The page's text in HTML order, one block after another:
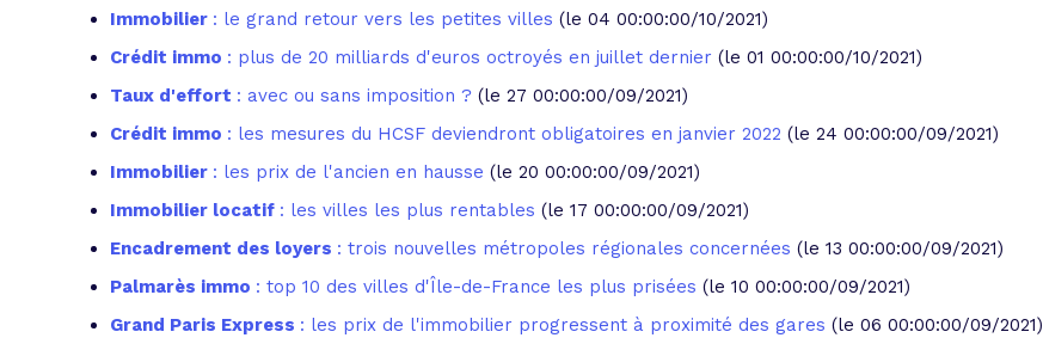
Immobilier : le grand retour vers les petites villes (le 04 00:00:00/10/2021)
Crédit immo : plus de 20 milliards d'euros octroyés en juillet dernier (le 01 00:00:00/10/2021)
Taux d'effort : avec ou sans imposition ? (le 27 00:00:00/09/2021)
Crédit immo : les mesures du HCSF deviendront obligatoires en janvier 2022 (le 24 00:00:00/09/2021)
Immobilier : les prix de l'ancien en hausse (le 20 00:00:00/09/2021)
Immobilier locatif : les villes les plus rentables (le 17 00:00:00/09/2021)
Encadrement des loyers : trois nouvelles métropoles régionales concernées (le 13 00:00:00/09/2021)
Palmarès immo : top 10 des villes d'Île-de-France les plus prisées (le 10 00:00:00/09/2021)
Grand Paris Express : les prix de l'immobilier progressent à proximité des gares (le 06 00:00:00/09/2021)